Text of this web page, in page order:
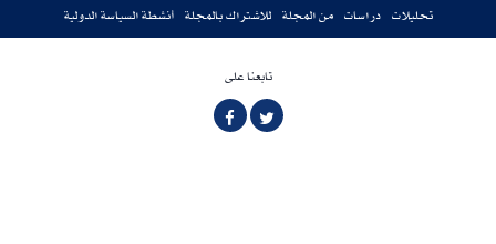
تحليلات دراسات من المجلة للاشتراك بالمجلة أنشطة السياسة الدولية
تابعنا على